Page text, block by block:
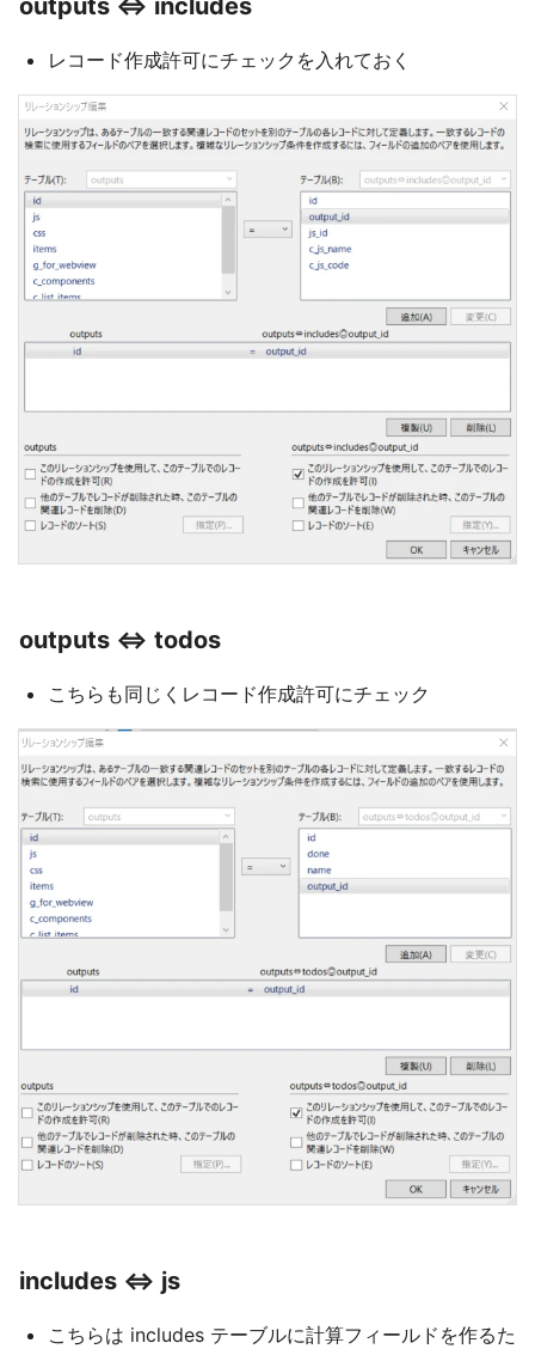
outputs ⇔ includes
レコード作成許可にチェックを入れておく
outputs ⇔ todos
こちらも同じくレコード作成許可にチェック
includes ⇔ js
こちらは includes テーブルに計算フィールドを作るた